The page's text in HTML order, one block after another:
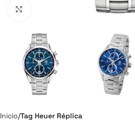
Inicio Tag Heuer Réplica